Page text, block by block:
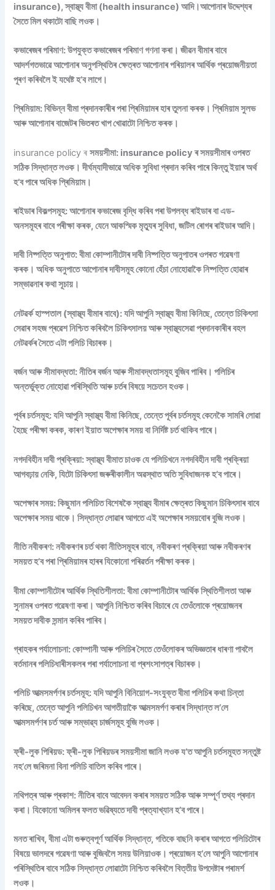
insurance), স্বাস্থ্য বীমা (health insurance) আদি।আপোনাৰ উদ্দেশ্যৰ
সৈতে মিল থকাটো বাছি লওক।
কভাৰেজৰ পৰিমাণ: উপযুক্ত কভাৰেজৰ পৰিমাণ গণনা কৰা। জীৱন বীমাৰ বাবে
আদৰ্শগতভাৱে আপোনাৰ অনুপস্থিতিৰ ক্ষেত্ৰত আপোনাৰ পৰিয়ালৰ আৰ্থিক প্ৰয়োজনীয়তা
পূৰণ কৰিবলৈ ই যথেষ্ট হ’ব লাগে।
প্ৰিমিয়াম: বিভিন্ন বীমা প্ৰদানকাৰীৰ পৰা প্ৰিমিয়ামৰ হাৰ তুলনা কৰক। প্ৰিমিয়াম সুলভ
আৰু আপোনাৰ বাজেটৰ ভিতৰত খাপ খোৱাটো নিশ্চিত কৰক।
insurance policy ৰসময়সীমা: insurance policy ৰ সময়সীমাৰ ওপৰত
সঠিক সিদ্ধান্ত লওক। দীৰ্ঘম্যাদীভাৱে অধিক সুবিধা প্ৰদান কৰিব পাৰে কিন্তু ইয়াৰ অৰ্থ
হ’ব পাৰে অধিক প্ৰিমিয়াম।
ৰাইডাৰ বিকল্পসমূহ: আপোনাৰ কভাৰেজ বৃদ্ধি কৰিব পৰা উপলব্ধ ৰাইডাৰ বা এড-
অনসমূহৰ বাবে পৰীক্ষা কৰক, যেনে আকস্মিক মৃত্যুৰ সুবিধা, জটিল ৰোগৰ ৰাইডাৰ আদি।
দাবী নিষ্পত্তি অনুপাত: বীমা কোম্পানীটোৰ দাবী নিষ্পত্তি অনুপাতৰ ওপৰত গৱেষণা
কৰক। অধিক অনুপাতে আপোনাৰ দাবীসমূহ কোনো হেঁচা নোহোৱাকৈ নিষ্পত্তি হোৱাৰ
সম্ভাৱনাৰ কথা সূচায়।
নেটৱৰ্ক হাস্পতাল (স্বাস্থ্য বীমাৰ বাবে): যদি আপুনি স্বাস্থ্য বীমা কিনিছে, তেন্তে চিকিৎসা
সেৱাৰ সহজ প্ৰৱেশ নিশ্চিত কৰিবলৈ চিকিৎসালয় আৰু স্বাস্থ্যসেৱা প্ৰদানকাৰীৰ বহল
নেটৱৰ্কৰ সৈতে এটা পলিচি বিচাৰক।
বৰ্জন আৰু সীমাবদ্ধতা: নীতিৰ বৰ্জন আৰু সীমাবদ্ধতাসমূহ বুজিব পাৰিব। পলিচিৰ
অন্তৰ্ভুক্ত নোহোৱা পৰিস্থিতি আৰু চৰ্তৰ বিষয়ে সচেতন হওক।
পূৰ্বৰ চৰ্তসমূহ: যদি আপুনি স্বাস্থ্য বীমা কিনিছে, তেন্তে পূৰ্বৰ চৰ্তসমূহ কেনেকৈ সামৰি লোৱা
হৈছে পৰীক্ষা কৰক, কাৰণ ইয়াত অপেক্ষাৰ সময় বা নিৰ্দিষ্ট চৰ্ত থাকিব পাৰে।
নগদবিহীন দাবী প্ৰক্ৰিয়া: স্বাস্থ্য বীমাত চাওক যে পলিচিখনে নগদবিহীন দাবী প্ৰক্ৰিয়া
আগবঢ়ায় নেকি, যিটো চিকিৎসা জৰুৰীকালীন অৱস্থাত অতি সুবিধাজনক হ’ব পাৰে।
অপেক্ষাৰ সময়: কিছুমান পলিচিত বিশেষকৈ স্বাস্থ্য বীমাৰ ক্ষেত্ৰত কিছুমান চিকিৎসাৰ বাবে
অপেক্ষাৰ সময় থাকে। সিদ্ধান্ত লোৱাৰ আগতে এই অপেক্ষাৰ সময়বোৰ বুজি লওক।
নীতি নবীকৰণ: নবীকৰণৰ চৰ্ত থকা নীতিসমূহৰ বাবে, নবীকৰণ প্ৰক্ৰিয়া আৰু নবীকৰণৰ
সময়ত হ’ব পৰা প্ৰিমিয়ামৰ হাৰৰ যিকোনো পৰিৱৰ্তন পৰীক্ষা কৰক।
বীমা কোম্পানীটোৰ আৰ্থিক স্থিতিশীলতা: বীমা কোম্পানীটোৰ আৰ্থিক স্থিতিশীলতা আৰু
সুনামৰ ওপৰত গৱেষণা কৰা। আপুনি নিশ্চিত কৰিব বিচাৰে যে তেওঁলোকে প্ৰয়োজনৰ
সময়ত দাবীক সন্মান কৰিব পাৰিব।
গ্ৰাহকৰ পৰ্যালোচনা: কোম্পানী আৰু পলিচিৰ সৈতে তেওঁলোকৰ অভিজ্ঞতাৰ ধাৰণা পাবলৈ
বৰ্তমানৰ পলিচিধাৰীসকলৰ পৰা পৰ্যালোচনা বা প্ৰশংসাপত্ৰ বিচাৰক।
পলিচি আত্মসমৰ্পণৰ চৰ্তসমূহ: যদি আপুনি বিনিয়োগ-সংযুক্ত বীমা পলিচিৰ কথা চিন্তা
কৰিছে, তেন্তে আপুনি পলিচিখন আগতীয়াকৈ আত্মসমৰ্পণ কৰাৰ সিদ্ধান্ত ল’লে
আত্মসমৰ্পণৰ চৰ্ত আৰু সম্ভাৱ্য চাৰ্জসমূহ বুজি লওক।
ফ্ৰী-লুক পিৰিয়ড: ফ্ৰী-লুক পিৰিয়ডৰ সময়সীমা জানি লওক য’ত আপুনি চৰ্তসমূহত সন্তুষ্ট
নহ’লে জৰিমনা বিনা পলিচি বাতিল কৰিব পাৰে।
নথিপত্ৰ আৰু প্ৰকাশ: নীতিৰ বাবে আবেদন কৰাৰ সময়ত সঠিক আৰু সম্পূৰ্ণ তথ্য প্ৰদান
কৰা। যিকোনো অমিলৰ ফলত ভৱিষ্যতে দাবী প্ৰত্যাখ্যান হ’ব পাৰে।
মনত ৰাখিব, বীমা এটা গুৰুত্বপূৰ্ণ আৰ্থিক সিদ্ধান্ত, গতিকে বাছনি কৰাৰ আগতে পলিচিটোৰ
বিষয়ে ভালদৰে গৱেষণা আৰু বুজিবলৈ সময় উলিয়াওক। প্ৰয়োজন হ’লে আপুনি আপোনাৰ
পৰিস্থিতিৰ বাবে সঠিক সিদ্ধান্ত লোৱাটো নিশ্চিত কৰিবলৈ বিত্তীয় উপদেষ্টাৰ পৰামৰ্শ
লওক।